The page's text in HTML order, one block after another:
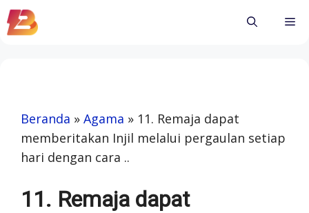
Skip
to
Beranda » Agama » 11. Remaja dapat
memberitakan Injil melalui pergaulan setiap
hari dengan cara ..
11. Remaja dapat